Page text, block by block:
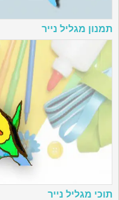
תמנון מגליל נייר
תוכי מגליל נייר